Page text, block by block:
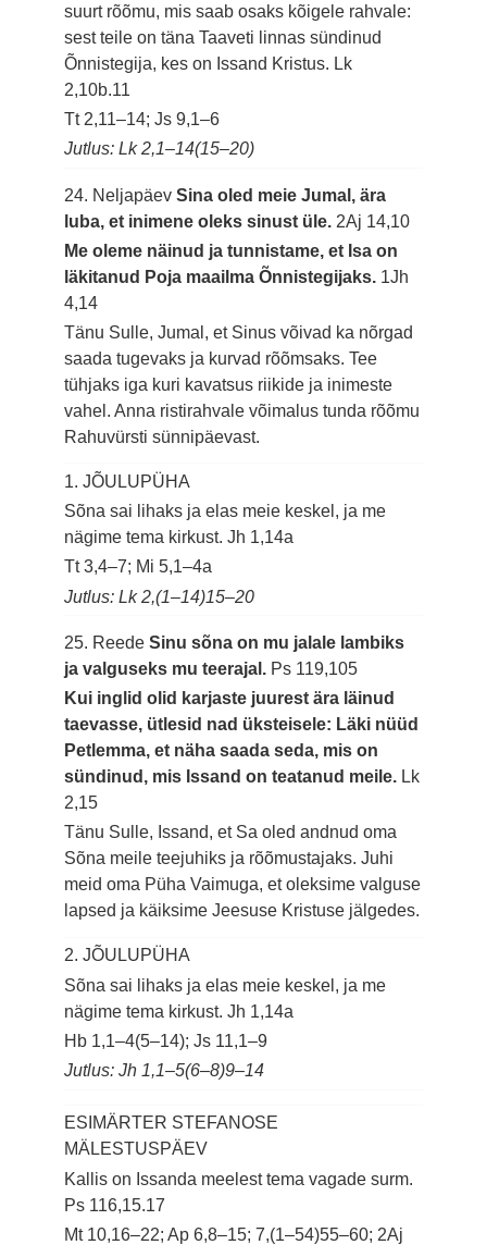
suurt rõõmu, mis saab osaks kõigele rahvale:
sest teile on täna Taaveti linnas sündinud
Õnnistegija, kes on Issand Kristus. Lk
2,10b.11
Tt 2,11–14; Js 9,1–6
Jutlus: Lk 2,1–14(15–20)
24. NeljapäevSina oled meie Jumal, ära
luba, et inimene oleks sinust üle. 2Aj 14,10
Me oleme näinud ja tunnistame, et Isa on
läkitanud Poja maailma Õnnistegijaks. 1Jh
4,14
Tänu Sulle, Jumal, et Sinus võivad ka nõrgad
saada tugevaks ja kurvad rõõmsaks. Tee
tühjaks iga kuri kavatsus riikide ja inimeste
vahel. Anna ristirahvale võimalus tunda rõõmu
Rahuvürsti sünnipäevast.
1. JÕULUPÜHA
Sõna sai lihaks ja elas meie keskel, ja me
nägime tema kirkust.Jh 1,14a
Tt 3,4–7; Mi 5,1–4a
Jutlus: Lk 2,(1–14)15–20
25. ReedeSinu sõna on mu jalale lambiks
ja valguseks mu teerajal. Ps 119,105
Kui inglid olid karjaste juurest ära läinud
taevasse, ütlesid nad üksteisele: Läki nüüd
Petlemma, et näha saada seda, mis on
sündinud, mis Issand on teatanud meile. Lk
2,15
Tänu Sulle, Issand, et Sa oled andnud oma
Sõna meile teejuhiks ja rõõmustajaks. Juhi
meid oma Püha Vaimuga, et oleksime valguse
lapsed ja käiksime Jeesuse Kristuse jälgedes.
2. JÕULUPÜHA
Sõna sai lihaks ja elas meie keskel, ja me
nägime tema kirkust.Jh 1,14a
Hb 1,1–4(5–14); Js 11,1–9
Jutlus: Jh 1,1–5(6–8)9–14
ESIMÄRTER STEFANOSE
MÄLESTUSPÄEV
Kallis on Issanda meelest tema vagade surm.
Ps 116,15.17
Mt 10,16–22; Ap 6,8–15; 7,(1–54)55–60; 2Aj